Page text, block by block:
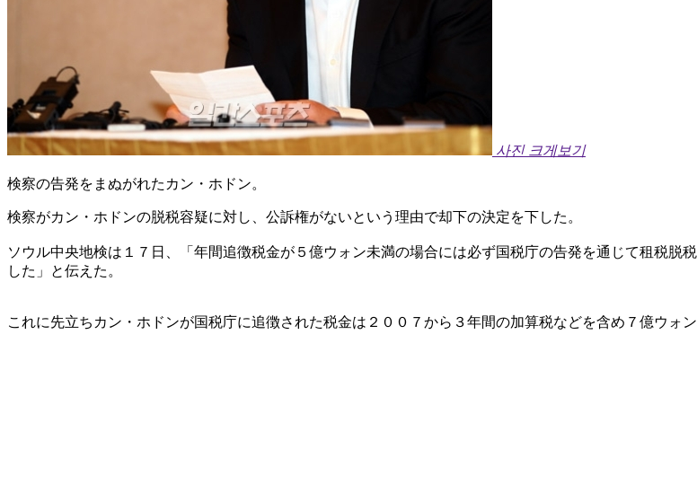
사진 크게보기
検察の告発をまぬがれたカン・ホドン。
検察がカン・ホドンの脱税容疑に対し、公訴権がないという理由で却下の決定を下した。
ソウル中央地検は１７日、「年間追徴税金が５億ウォン未満の場合には必ず国税庁の告発を通じて租税
した」と伝えた。
これに先立ちカン・ホドンが国税庁に追徴された税金は２００７から３年間の加算税などを含め７億ウォ